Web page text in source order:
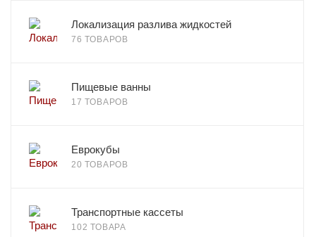
Локализация разлива жидкостей
76 ТОВАРОВ
Пищевые ванны
17 ТОВАРОВ
Еврокубы
20 ТОВАРОВ
Транспортные кассеты
102 ТОВАРА